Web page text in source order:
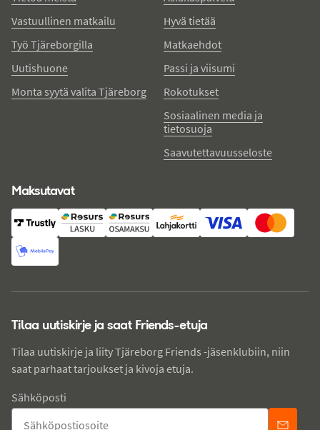
Vastuullinen matkailu
Työ Tjäreborgilla
Uutishuone
Monta syytä valita Tjäreborg
Hyvä tietää
Matkaehdot
Passi ja viisumi
Rokotukset
Sosiaalinen media ja
tietosuoja
Saavutettavuusseloste
Maksutavat
Tilaa uutiskirje ja saat Friends-etuja
Tilaa uutiskirje ja liity Tjäreborg Friends -jäsenklubiin, niin
saat parhaat tarjoukset ja kivoja etuja.
Sähköposti